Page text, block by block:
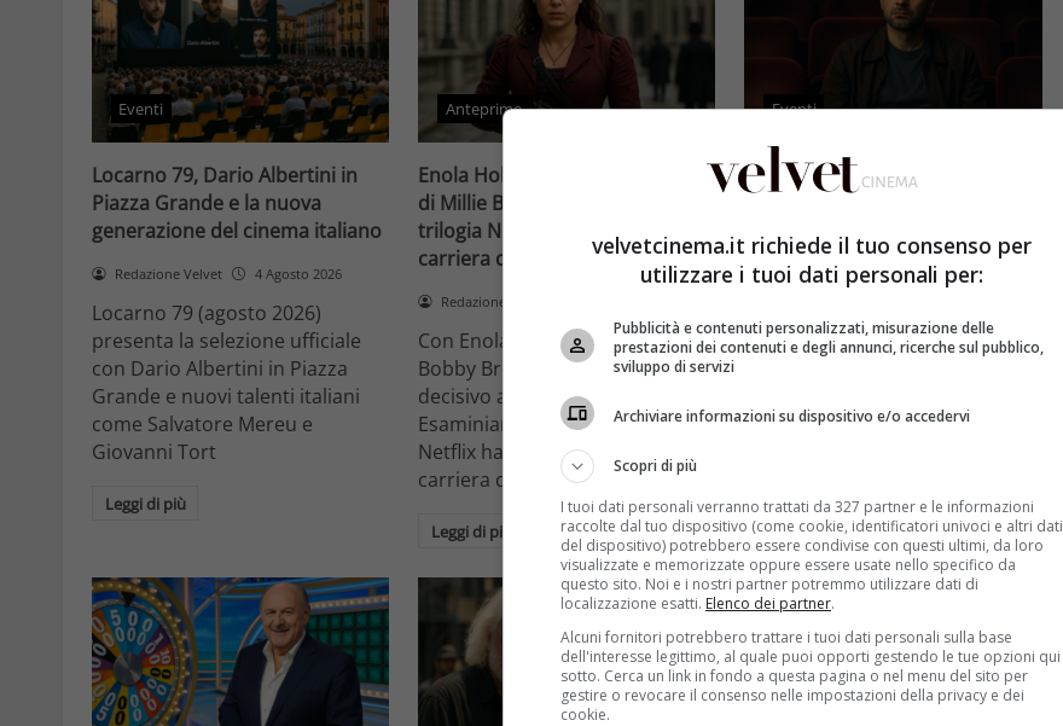
Eventi
Locarno 79, Dario Albertini in
Piazza Grande e la nuova
generazione del cinema italiano
Redazione Velvet 4 Agosto 2026
Locarno 79 (agosto 2026)
presenta la selezione ufficiale
con Dario Albertini in Piazza
Grande e nuovi talenti italiani
come Salvatore Mereu e
Giovanni Tort
Leggi di più
Anteprime
Enola Holmes 3 e il grande salto
di Millie Bobby Brown: come la
trilogia Netflix ha stravolto la
carriera di una star
Redazione Velvet
Con Enola Holmes 3, Millie
Bobby Brown compie un salto
decisivo a Hollywood.
Esaminiamo come la trilogia
Netflix ha trasformato la sua
carriera da attrice
Leggi di più
Eventi
Al cinema italiano manca una
Ciné di Riccione su opere prime
e genere
Il cinema italiano opere prime
ricambio generazionale e
Leggi di più
velvetcinema.it richiede il tuo consenso per
utilizzare i tuoi dati personali per:
Pubblicità e contenuti personalizzati, misurazione delle
prestazioni dei contenuti e degli annunci, ricerche sul pubblico,
sviluppo di servizi
Archiviare informazioni su dispositivo e/o accedervi
Scopri di più
I tuoi dati personali verranno trattati da 327 partner e le informazioni
raccolte dal tuo dispositivo (come cookie, identificatori univoci e altri dati
del dispositivo) potrebbero essere condivise con questi ultimi, da loro
visualizzate e memorizzate oppure essere usate nello specifico da
questo sito. Noi e i nostri partner potremmo utilizzare dati di
localizzazione esatti. Elenco dei partner.
Alcuni fornitori potrebbero trattare i tuoi dati personali sulla base
dell'interesse legittimo, al quale puoi opporti gestendo le tue opzioni qui
sotto. Cerca un link in fondo a questa pagina o nel menu del sito per
gestire o revocare il consenso nelle impostazioni della privacy e dei
cookie.